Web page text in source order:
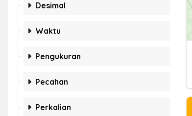
Desimal
Waktu
Pengukuran
Pecahan
Perkalian